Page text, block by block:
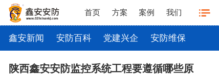
首页 方案 案例 我们
鑫安新闻 安防百科 党建兴企 安防维保
陕西鑫安安防监控系统工程要遵循哪些原